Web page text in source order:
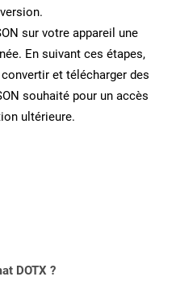
sur votre appareil une
En suivant ces étapes,
et télécharger des
souhaité pour un accès
ultérieure.
DOTX ?